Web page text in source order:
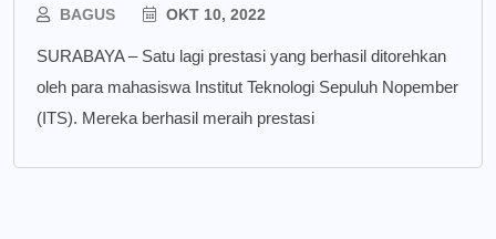
BAGUS OKT 10, 2022
SURABAYA – Satu lagi prestasi yang berhasil ditorehkan
oleh para mahasiswa Institut Teknologi Sepuluh Nopember
(ITS). Mereka berhasil meraih prestasi